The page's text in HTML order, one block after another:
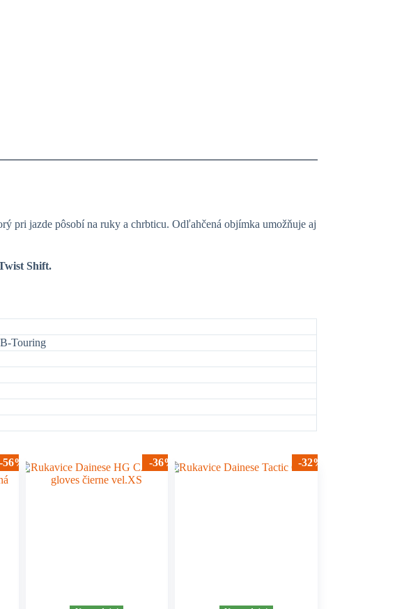
pri jazde pôsobí na ruky a chrbticu. Odľahčená objímka umožňuje aj
Shift.
Touring
-56% -36% -32%